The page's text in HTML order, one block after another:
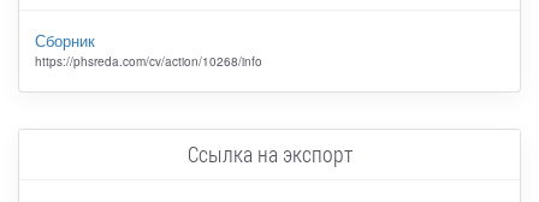
Сборник
https://phsreda.com/cv/action/10268/info
Ссылка на экспорт